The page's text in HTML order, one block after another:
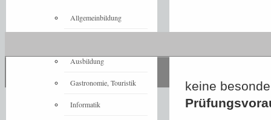
keine
Allgemeinbildung
Ausbildung
Gastronomie, Touristik
Informatik